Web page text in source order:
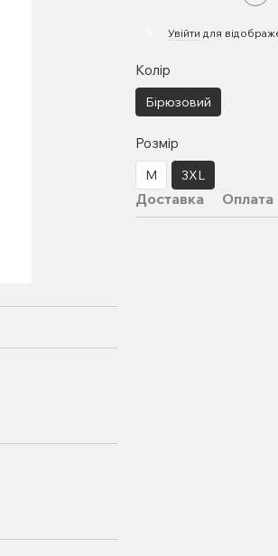
Увійти для
Колір
Бірюзовий
Розмір
M 3XL
Доставка Оплата